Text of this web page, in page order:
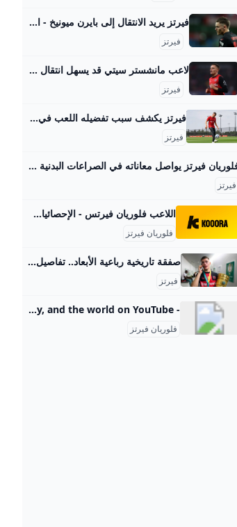
فيرتز يريد الانتقال إلى بايرن ميونيخ - الاتحاد للأخبار أثار فلوريان فيرتز النجم الشاب لنادي باير ليفركوزن ومنتخب ألمانيا، تكهنات حول إمكانية انتقاله إلى بايرن ميونيخ. فيرتز يريد الانتقال إلى بايرن ميونيخ
فيرتز
لاعب مانشستر سيتي قد يسهل انتقال فلوريان فيرتز إلى ليفربول - بطولات كشفت تقارير صحفية أن أحد لاعبي فريق مانشستر سيتي قد يسهل تعاقد ليفربول مع اللاعب فلوريان فيرتز، من صفوف باير ليفركوزن، في موسم الانتقالات الصيفي لهذا العام. كتبعلياء محمدالثلاثاء 10 يونيو 2025 ,5:11 م اخر تحديث 10 يونيو 2025 ,5:20 م كشفت تقارير صحفية أن أحد لاعبي فريق مانشستر سيتي، قد يسهل تعاقد ليفربول مع فلوريان فيرتز، من صفوف باير ليفركوزن، في موسم الانتقالات الصيفي لهذا العام. كان ليفربول قد أعلن تعاقده مع اللاعب جيريمي فريمبونج والحارس الشاب أرمين بيتشي.
فيرتز
فيرتز يكشف سبب تفضيله اللعب في ليفربول على بايرن ميونخ - بطولات يحاول ليفربول بناء نفسه بشكل قوي ليكون قادر على المنافسة على أعلى مستوى تحت قيادة المدرب آرني سلوت، وقد قام الفريق بسوق انتقالات جيد هذا الصيف. كتبشهاب محمدالاحد 24 أغسطس 2025 ,11:34 م اخر تحديث 24 أغسطس 2025 ,11:39 م يحاول ليفربول بناء نفسه بشكل قوي ليكون قادر على المنافسة على أعلى مستوى تحت قيادة المدرب آرني سلوت، وقد قام الفريق بسوق انتقالات جيد هذا الصيف. ويعد فلوريان فيرتز صانع الألعاب الألماني من أبرز الصفقات التي تعاقد معها ليفربول هذا الصيف قادماً من بايرليفركوزن الألماني.
فيرتز
فلوريان فيرتز يواصل معاناته في الصراعات البدنية - هاي كورة فلوريان فيرتز يواصل معاناته في الصراعات البدنية احد اخبار كرة القدم على هاي كورة من قسم أخبار الكرة الانجليزية . الدوري الانجليزي فيرتز ليفربول عاجل: شاهد نتائج قرعة دوري ابطال اوروبا 2025 2025/08/28 - 7:36 مساءً البث المباشر لنتائج قرعة دوري الأبطال هذا الموسم 2025/08/28 - 3:25 مساءً خصوم برشلونة في دور المجموعات بدوري ابطال اوروبا 2025/08/28 - 7:45 مساءً رسميا: خصوم ريال مدريد في دور المجموعات بدوري ابطال اوروبا 2025/08/28 - 7:39 مساءً عرض خيالي من نيوكاسل لـ فيرمين لوبيز 2025/08/28 - 8:52 مساءً صور : فيرمين يغادر برفقة صديقته 2025/08/28 - 3:27 مساءً مشكلة قد تكلف برشلونة خسارة لقب دوري أبطال أوروبا 2025/08/28 - 7:15 مساءً بعد القرعة.
فيرتز
اللاعب فلوريان فيرتس - الإحصائيات والسيرة الذاتية كووورة تعرف على إحصائيات ، بما في ذلك الملف الشخصي، وسجل المباريات، والإنجازات والمزيد. ليفربول ألمانياالجنسية7رقم القميص03 مايو 2003تاريخ الميلاد22العمرلاعب خط وسط المركز
فلوريان فيرتز
صفقة تاريخية رباعية الأبعاد.. تفاصيل انتقال فلوريان فيرتز إلى ليفربول حسم ليفربول تعاقده مع الألماني فلوريان فيرتز نجم باير ليفركوزن، ليسدل الستار على أسابيع طويلة من المفاوضات. العين الرياضية الأربعاء 2025/6/11 01:06 ص بتوقيت أبوظبي وحسب الصحفي الإيطالي الموثوق فابريزيو رومانو، خبير الانتقالات في أوروبا، فإن فلوريان فيرتز أصبح لاعباً جديداً لليفربول مقابل 150 مليون يورو شاملة الإضافات، لتصبح صفقة قياسية رباعية الأبعاد. بهدف قاتل.. منتخب عمان يعبر فلسطين إلى ملحق كأس العالم وبمجرد إتمام الصفقة بشكل رسمي، يصبح فيرتز أغلى صفقة في تاريخ ليفربول، وكذلك أغلى صفقة في تاريخ الدوري الإنجليزي الممتاز بشكل عام.
فيرتز
- YouTube Enjoy the videos and music you love, upload original content, and share it all with friends, family, and the world on YouTube.
فلوريان فيرتز